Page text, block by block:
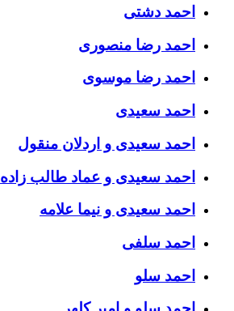
احمد دشتی
احمد رضا منصوری
احمد رضا موسوی
احمد سعیدی
احمد سعیدی و اردلان منقول
احمد سعیدی و عماد طالب زاده
احمد سعیدی و نیما علامه
احمد سلفی
احمد سلو